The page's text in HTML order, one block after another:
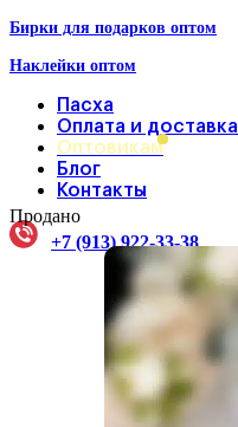
Бирки для подарков оптом
Наклейки оптом
Пасха
Оплата и доставка
Оптовикам
Блог
Контакты
+7 (913) 922-33-38
Продано